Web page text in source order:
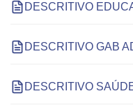
DESCRITIVO
DESCRITIVO GAB
DESCRITIVO